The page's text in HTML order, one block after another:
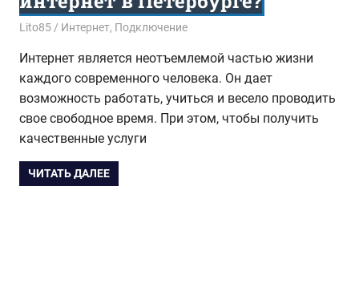
11.09.2016
Lito85 Интернет, Подключение
Интернет является неотъемлемой частью жизни
каждого современного человека. Он дает
возможность работать, учиться и весело проводить
свое свободное время. При этом, чтобы получить
качественные услуги
ЧИТАТЬ ДАЛЕЕ